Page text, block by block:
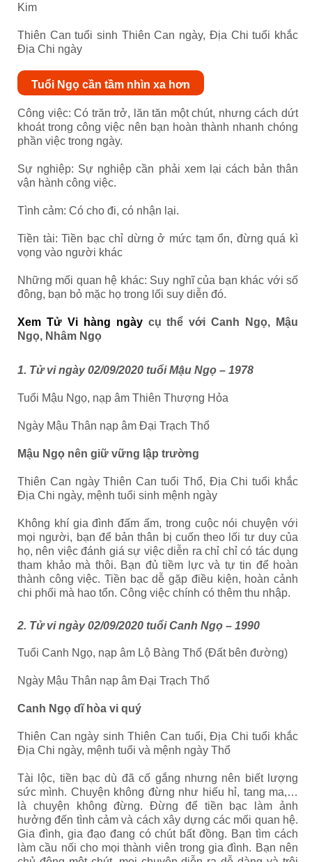
Kim
Thiên Can tuổi sinh Thiên Can ngày, Địa Chi tuổi khắc
Địa Chi ngày
Tuổi Ngọ cần tầm nhìn xa hơn
Công việc: Có trăn trở, lăn tăn một chút, nhưng cách dứt
khoát trong công việc nên bạn hoàn thành nhanh chóng
phần việc trong ngày.
Sự nghiệp: Sự nghiệp cần phải xem lại cách bản thân
vận hành công việc.
Tình cảm: Có cho đi, có nhận lại.
Tiền tài: Tiền bạc chỉ dừng ở mức tạm ổn, đừng quá kì
vọng vào người khác
Những mối quan hệ khác: Suy nghĩ của bạn khác với số
đông, bạn bỏ mặc họ trong lối suy diễn đó.
Xem Tử Vi hàng ngàycụ thể với Canh Ngọ, Mậu
Ngọ, Nhâm Ngọ
1. Tử vi ngày 02/09/2020 tuổi Mậu Ngọ – 1978
Tuổi Mậu Ngọ, nạp âm Thiên Thượng Hỏa
Ngày Mậu Thân nạp âm Đại Trạch Thổ
Mậu Ngọ nên giữ vững lập trường
Thiên Can ngày Thiên Can tuổi Thổ, Địa Chi tuổi khắc
Địa Chi ngày, mệnh tuổi sinh mệnh ngày
Không khí gia đình đấm ấm, trong cuộc nói chuyện với
mọi người, bạn để bản thân bị cuốn theo lối tư duy của
họ, nên việc đánh giá sự việc diễn ra chỉ chỉ có tác dụng
tham khảo mà thôi. Bạn đủ tiềm lực và tự tin để hoàn
thành công việc. Tiền bạc dễ gặp điều kiện, hoàn cảnh
chi phối mà hao tổn. Công việc chính có thêm thu nhập.
2. Tử vi ngày 02/09/2020 tuổi Canh Ngọ – 1990
Tuổi Canh Ngọ, nạp âm Lộ Bàng Thổ (Đất bên đường)
Ngày Mậu Thân nạp âm Đại Trạch Thổ
Canh Ngọ dĩ hòa vi quý
Thiên Can ngày sinh Thiên Can tuổi, Địa Chi tuổi khắc
Địa Chi ngày, mệnh tuổi và mệnh ngày Thổ
Tài lộc, tiền bạc dù đã cố gắng nhưng nên biết lượng
sức mình. Chuyện không đừng như hiếu hỉ, tang ma,…
là chuyện không đừng. Đừng để tiền bạc làm ảnh
hưởng đến tình cảm và cách xây dựng các mối quan hệ.
Gia đình, gia đạo đang có chút bất đồng. Bạn tìm cách
làm cầu nối cho mọi thành viên trong gia đình. Bạn nên